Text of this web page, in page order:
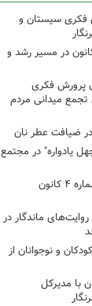
فکری سیستان و
در مسیر رشد و
پرورش فکری
میدانی مردم
ضیافت عطر نان
یادواره" در مجتمع
برنامه با مادران در مرکز شماره ۴ کانون
ماندگار در
و نوجوانان از
با مدیرکل